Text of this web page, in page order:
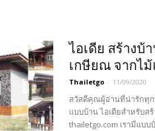
ไอเดีย สร้างบ้
เกษียณ จากไ
Thailetgo - 11/09/2020
สวัสดีคุณผู้อ่านที่น่ารักทุก
แบบบ้าน ไอเดียสำหรับส
thailetgo.com เรามีแบ